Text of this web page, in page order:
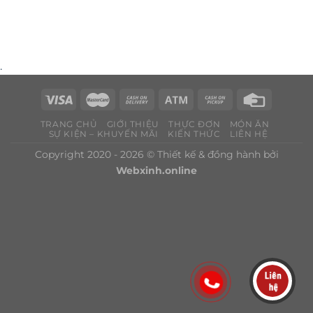
.
TRANG CHỦ GIỚI THIỆU THỰC ĐƠN
MÓN ĂN
SỰ KIỆN – KHUYẾN MÃI
KIẾN THỨC LIÊN HỆ
Copyright 2020 - 2026 © Thiết kế & đồng hành bởi
Webxinh.online